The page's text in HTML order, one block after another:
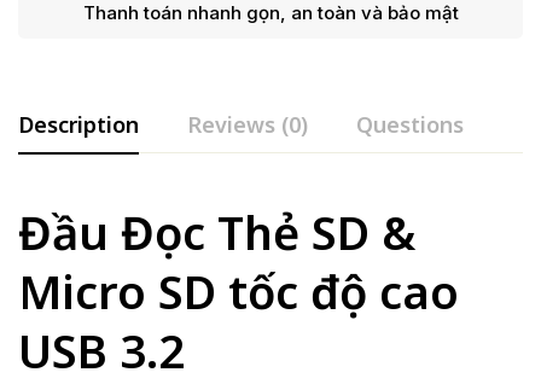
Thanh toán nhanh gọn, an toàn và bảo mật
Description Reviews (0) Questions
Đầu Đọc Thẻ SD &
Micro SD tốc độ cao
USB 3.2